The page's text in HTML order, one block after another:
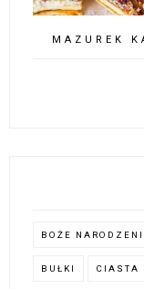
MAZUREK
BOŻE
BUŁKI CIASTA